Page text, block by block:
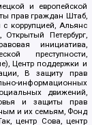
и европейской
прав граждан Штаб,
коррупцией, Альянс
Петербург,
инициатива,
преступности,
Центр поддержки и
В защиту прав
информационных
движений,
и защиты прав
и их семьям, Фонд
центр Сова, центр